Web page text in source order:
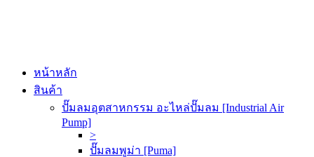
หน้าหลัก
สินค้า
ปั๊มลมอุตสาหกรรม อะไหล่ปั๊มลม [Industrial Air
Pump]
>
ปั๊มลมพูม่า [Puma]